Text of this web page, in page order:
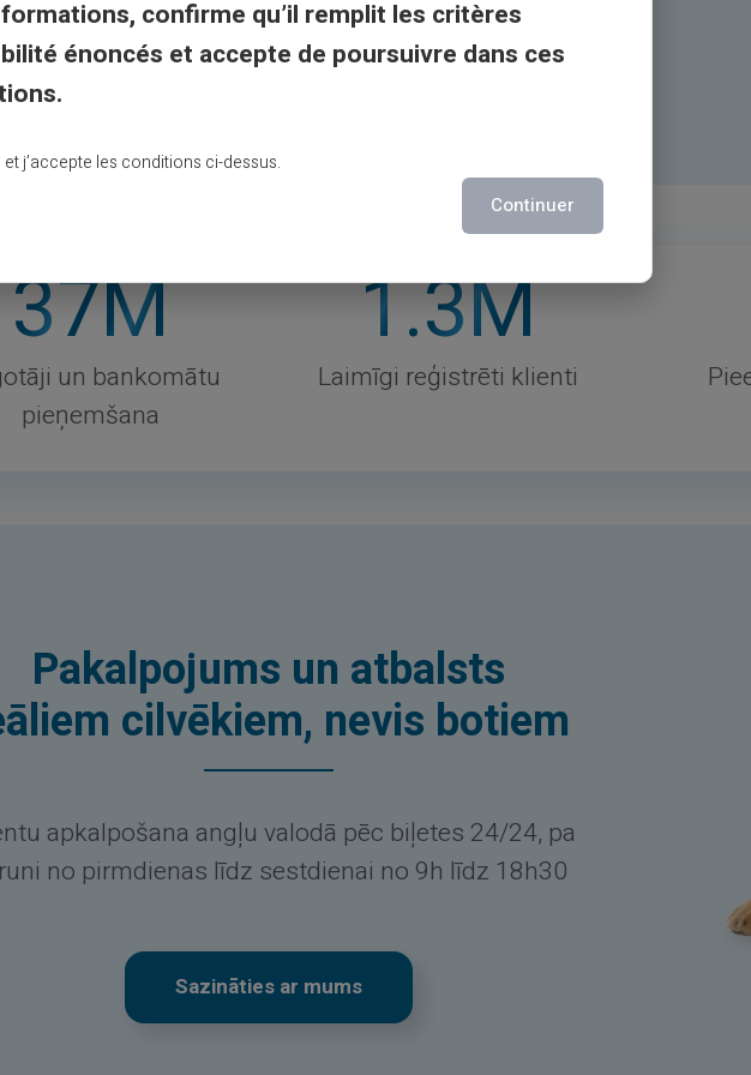
DRUKAS UN ATTĒLU POLITIKA
37M
un bankomātu
pieņemšana
1.3M
Laimīgi reģistrēti klienti
Pakalpojums un atbalsts
cilvēkiem, nevis botiem
apkalpošana angļu valodā pēc biļetes 24/24, pa
no pirmdienas līdz sestdienai no 9h līdz 18h30
Sazināties ar mums
confirme qu’il remplit les critères
énoncés et accepte de poursuivre dans ces
et j’accepte les conditions ci-dessus.
Continuer